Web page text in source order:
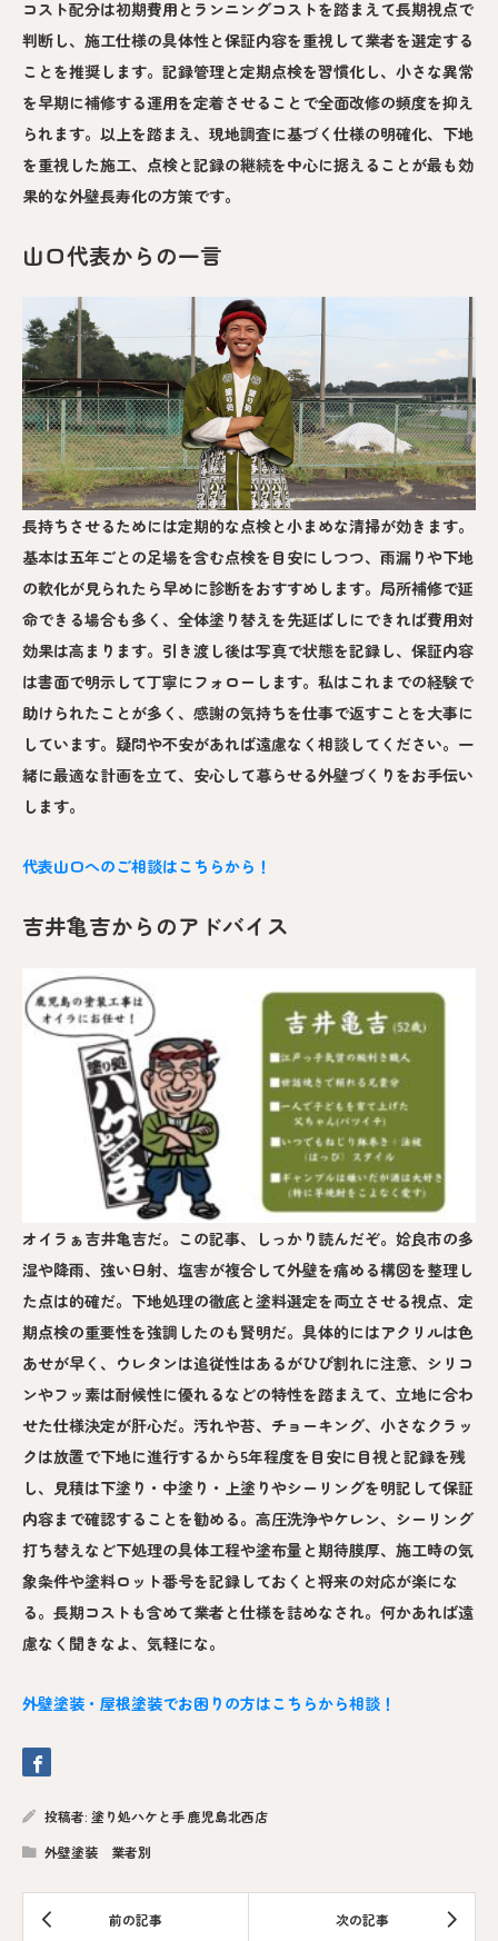
コスト配分は初期費用とランニングコストを踏まえて長期視点で
判断し、施工仕様の具体性と保証内容を重視して業者を選定する
ことを推奨します。記録管理と定期点検を習慣化し、小さな異常
を早期に補修する運用を定着させることで全面改修の頻度を抑え
られます。以上を踏まえ、現地調査に基づく仕様の明確化、下地
を重視した施工、点検と記録の継続を中心に据えることが最も効
果的な外壁長寿化の方策です。
山口代表からの一言
長持ちさせるためには定期的な点検と小まめな清掃が効きます。
基本は五年ごとの足場を含む点検を目安にしつつ、雨漏りや下地
の軟化が見られたら早めに診断をおすすめします。局所補修で延
命できる場合も多く、全体塗り替えを先延ばしにできれば費用対
効果は高まります。引き渡し後は写真で状態を記録し、保証内容
は書面で明示して丁寧にフォローします。私はこれまでの経験で
助けられたことが多く、感謝の気持ちを仕事で返すことを大事に
しています。疑問や不安があれば遠慮なく相談してください。一
緒に最適な計画を立て、安心して暮らせる外壁づくりをお手伝い
します。
代表山口へのご相談はこちらから！
吉井亀吉からのアドバイス
オイラぁ吉井亀吉だ。この記事、しっかり読んだぞ。姶良市の多
湿や降雨、強い日射、塩害が複合して外壁を痛める構図を整理し
た点は的確だ。下地処理の徹底と塗料選定を両立させる視点、定
期点検の重要性を強調したのも賢明だ。具体的にはアクリルは色
あせが早く、ウレタンは追従性はあるがひび割れに注意、シリコ
ンやフッ素は耐候性に優れるなどの特性を踏まえて、立地に合わ
せた仕様決定が肝心だ。汚れや苔、チョーキング、小さなクラッ
クは放置で下地に進行するから5年程度を目安に目視と記録を残
し、見積は下塗り・中塗り・上塗りやシーリングを明記して保証
内容まで確認することを勧める。高圧洗浄やケレン、シーリング
打ち替えなど下処理の具体工程や塗布量と期待膜厚、施工時の気
象条件や塗料ロット番号を記録しておくと将来の対応が楽にな
る。長期コストも含めて業者と仕様を詰めなされ。何かあれば遠
慮なく聞きなよ、気軽にな。
外壁塗装・屋根塗装でお困りの方はこちらから相談！
投稿者: 塗り処ハケと手 鹿児島北西店
外壁塗装 業者別